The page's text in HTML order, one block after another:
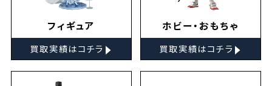
フィギュア
買取実績はコチラ ▸
ホビー・おもちゃ
買取実績はコチラ ▸